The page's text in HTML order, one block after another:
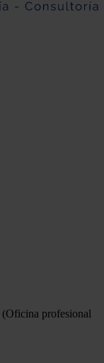
profesional